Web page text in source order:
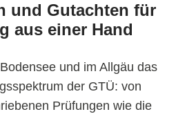
und Gutachten für
aus einer Hand
und im Allgäu das
der GTÜ: von
Prüfungen wie die